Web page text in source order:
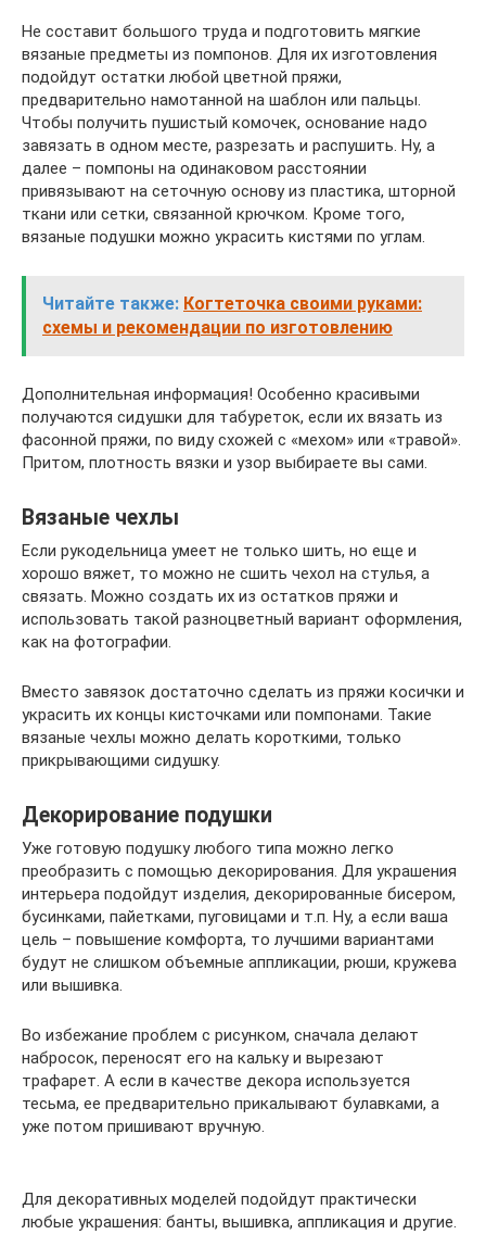
Не составит большого труда и подготовить мягкие
вязаные предметы из помпонов. Для их изготовления
подойдут остатки любой цветной пряжи,
предварительно намотанной на шаблон или пальцы.
Чтобы получить пушистый комочек, основание надо
завязать в одном месте, разрезать и распушить. Ну, а
далее – помпоны на одинаковом расстоянии
привязывают на сеточную основу из пластика, шторной
ткани или сетки, связанной крючком. Кроме того,
вязаные подушки можно украсить кистями по углам.
Читайте также: Когтеточка своими руками:
схемы и рекомендации по изготовлению
Дополнительная информация! Особенно красивыми
получаются сидушки для табуреток, если их вязать из
фасонной пряжи, по виду схожей с «мехом» или «травой».
Притом, плотность вязки и узор выбираете вы сами.
Вязаные чехлы
Если рукодельница умеет не только шить, но еще и
хорошо вяжет, то можно не сшить чехол на стулья, а
связать. Можно создать их из остатков пряжи и
использовать такой разноцветный вариант оформления,
как на фотографии.
Вместо завязок достаточно сделать из пряжи косички и
украсить их концы кисточками или помпонами. Такие
вязаные чехлы можно делать короткими, только
прикрывающими сидушку.
Декорирование подушки
Уже готовую подушку любого типа можно легко
преобразить с помощью декорирования. Для украшения
интерьера подойдут изделия, декорированные бисером,
бусинками, пайетками, пуговицами и т.п. Ну, а если ваша
цель – повышение комфорта, то лучшими вариантами
будут не слишком объемные аппликации, рюши, кружева
или вышивка.
Во избежание проблем с рисунком, сначала делают
набросок, переносят его на кальку и вырезают
трафарет. А если в качестве декора используется
тесьма, ее предварительно прикалывают булавками, а
уже потом пришивают вручную.
Для декоративных моделей подойдут практически
любые украшения: банты, вышивка, аппликация и другие.